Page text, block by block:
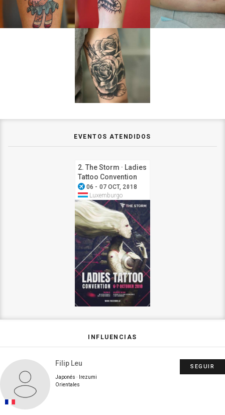
EVENTOS ATENDIDOS
2. The Storm · Ladies
Tattoo Convention
2018
airplanemode_active 06 - 07 OCT, 2018
Luxemburgo
INFLUENCIAS
Filip Leu
Japonés · Irezumi
Orientales
SEGUIR